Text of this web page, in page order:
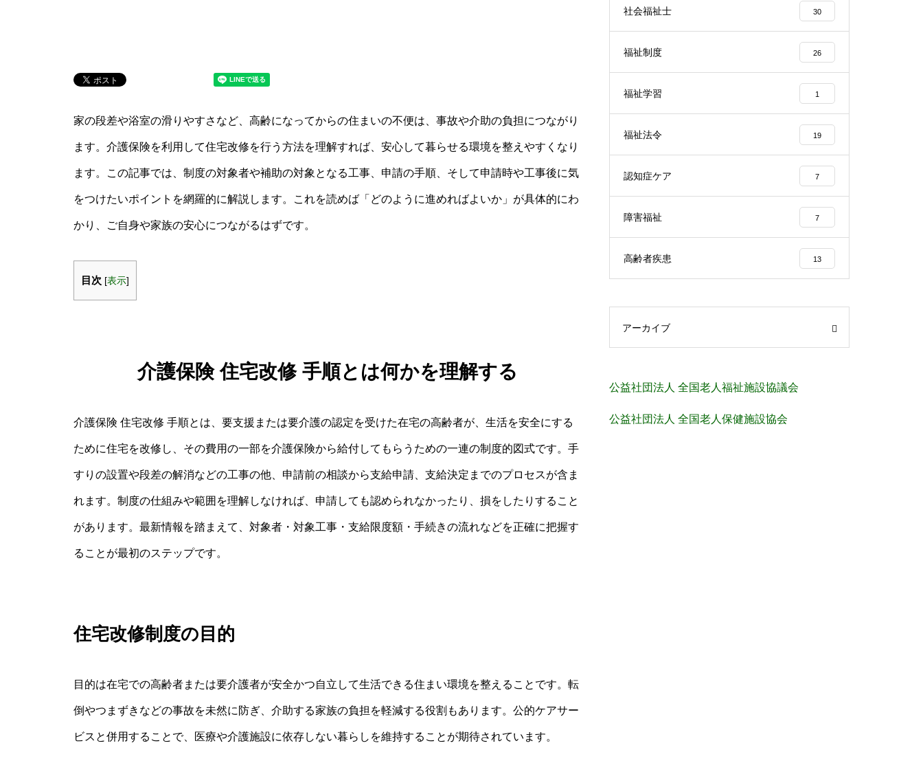
家の段差や浴室の滑りやすさなど、高齢になってからの住まいの不便は、事故や介助の負担につながり
ます。介護保険を利用して住宅改修を行う方法を理解すれば、安心して暮らせる環境を整えやすくなり
ます。この記事では、制度の対象者や補助の対象となる工事、申請の手順、そして申請時や工事後に気
をつけたいポイントを網羅的に解説します。これを読めば「どのように進めればよいか」が具体的にわ
かり、ご自身や家族の安心につながるはずです。
目次 [表示]
介護保険 住宅改修 手順とは何かを理解する
介護保険 住宅改修 手順とは、要支援または要介護の認定を受けた在宅の高齢者が、生活を安全にする
ために住宅を改修し、その費用の一部を介護保険から給付してもらうための一連の制度的図式です。手
すりの設置や段差の解消などの工事の他、申請前の相談から支給申請、支給決定までのプロセスが含ま
れます。制度の仕組みや範囲を理解しなければ、申請しても認められなかったり、損をしたりすること
があります。最新情報を踏まえて、対象者・対象工事・支給限度額・手続きの流れなどを正確に把握す
ることが最初のステップです。
住宅改修制度の目的
目的は在宅での高齢者または要介護者が安全かつ自立して生活できる住まい環境を整えることです。転
倒やつまずきなどの事故を未然に防ぎ、介助する家族の負担を軽減する役割もあります。公的ケアサー
ビスと併用することで、医療や介護施設に依存しない暮らしを維持することが期待されています。
社会福祉士 30
福祉制度 26
福祉学習 1
福祉法令 19
認知症ケア 7
障害福祉 7
高齢者疾患 13
アーカイブ
公益社団法人 全国老人福祉施設協議会
公益社団法人 全国老人保健施設協会